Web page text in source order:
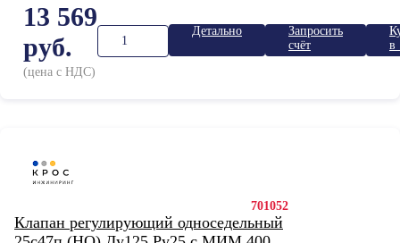
13 569
руб.
(цена с НДС)
Детально
Запросить
счёт
в
701052
Клапан регулирующий односедельный